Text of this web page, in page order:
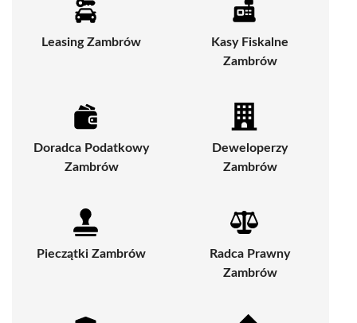
Leasing Zambrów
Kasy Fiskalne
Zambrów
Doradca Podatkowy
Zambrów
Deweloperzy
Zambrów
Pieczątki Zambrów
Radca Prawny
Zambrów